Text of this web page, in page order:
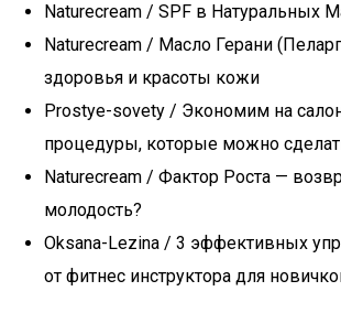
Naturecream / SPF в Натуральных
Naturecream / Масло Герани
здоровья и красоты кожи
Prostye-sovety / Экономим на
процедуры, которые можно
Naturecream / Фактор Роста —
молодость?
Oksana-Lezina / 3 эффективных
от фитнес инструктора для